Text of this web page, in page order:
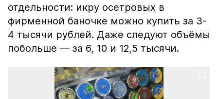
отдельности: икру осетровых в
фирменной баночке можно купить за 3-
4 тысячи рублей. Даже следуют объёмы
побольше — за 6, 10 и 12,5 тысячи.